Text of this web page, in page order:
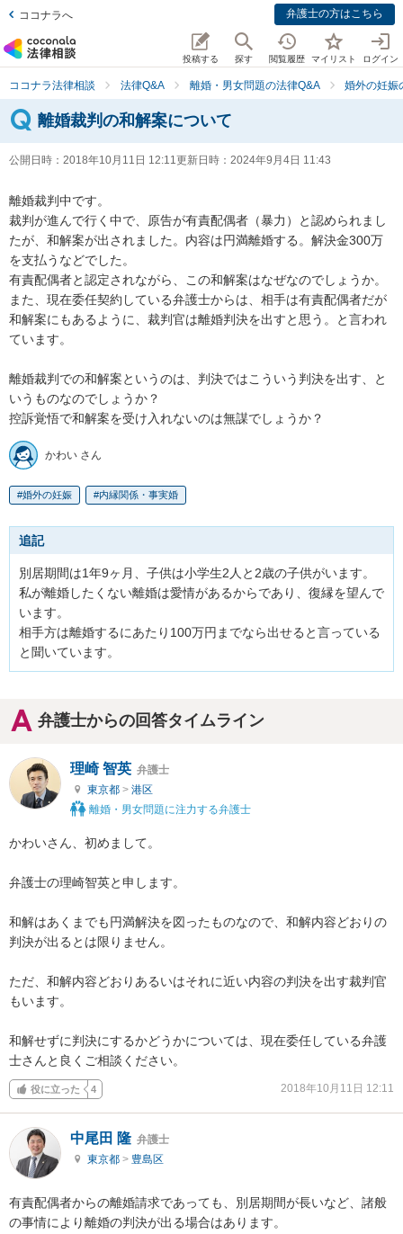
ココナラへ 弁護士の方はこちら
投稿する 探す 閲覧履歴 マイリスト ログイン
ココナラ法律相談 法律Q&A 離婚・男女問題の法律Q&A 婚外の妊娠
離婚裁判の和解案について
公開日時： 2018年10月11日 12:11更新日時： 2024年9月4日 11:43
離婚裁判中です。
裁判が進んで行く中で、原告が有責配偶者（暴力）と認められまし
たが、和解案が出されました。内容は円満離婚する。解決金300万
を支払うなどでした。
有責配偶者と認定されながら、この和解案はなぜなのでしょうか。
また、現在委任契約している弁護士からは、相手は有責配偶者だが
和解案にもあるように、裁判官は離婚判決を出すと思う。と言われ
ています。
離婚裁判での和解案というのは、判決ではこういう判決を出す、と
いうものなのでしょうか？
控訴覚悟で和解案を受け入れないのは無謀でしょうか？
かわい さん
婚外の妊娠 内縁関係・事実婚
追記
別居期間は1年9ヶ月、子供は小学生2人と2歳の子供がいます。
私が離婚したくない離婚は愛情があるからであり、復縁を望んで
います。
相手方は離婚するにあたり100万円までなら出せると言っている
と聞いています。
弁護士からの回答タイムライン
理崎 智英 弁護士
東京都 > 港区
離婚・男女問題に注力する弁護士
かわいさん、初めまして。
弁護士の理崎智英と申します。
和解はあくまでも円満解決を図ったものなので、和解内容どおりの
判決が出るとは限りません。
ただ、和解内容どおりあるいはそれに近い内容の判決を出す裁判官
もいます。
和解せずに判決にするかどうかについては、現在委任している弁護
士さんと良くご相談ください。
役に立った 4 2018年10月11日 12:11
中尾田 隆 弁護士
東京都 > 豊島区
有責配偶者からの離婚請求であっても、別居期間が長いなど、諸般
の事情により離婚の判決が出る場合はあります。